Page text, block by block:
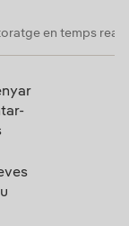
en temps real